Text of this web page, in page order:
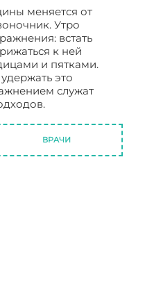
меняется от
Утро
встать
к ней
и пятками.
это
служат
ВРАЧИ